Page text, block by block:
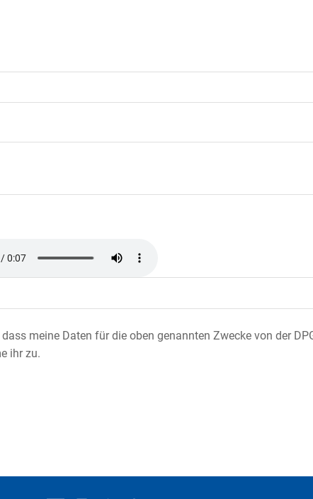
meine Daten für die oben genannten Zwecke von der
ihr zu.